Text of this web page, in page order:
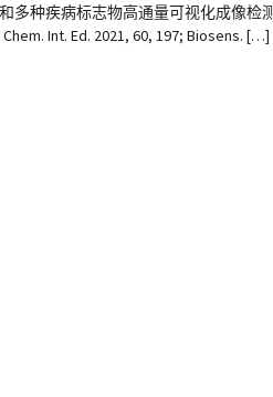
多种疾病标志物高通量可视化成像
Int. Ed. 2021, 60, 197; Biosens. […]